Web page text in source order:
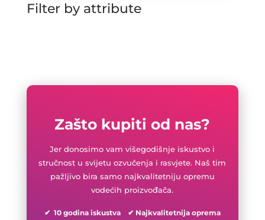
Filter by attribute
Zašto kupiti od nas?
Jer donosimo vam višegodišnje iskustvo i
stručnost u svijetu ozvučenja i rasvjete. Naš tim
pažljivo bira samo najkvalitetniju opremu
vodećih proizvođača.
✔ 10 godina iskustva ✔ Najkvalitetnija oprema